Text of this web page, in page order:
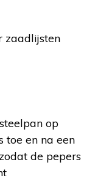
zaadlijsten
op
toe en na een
de pepers